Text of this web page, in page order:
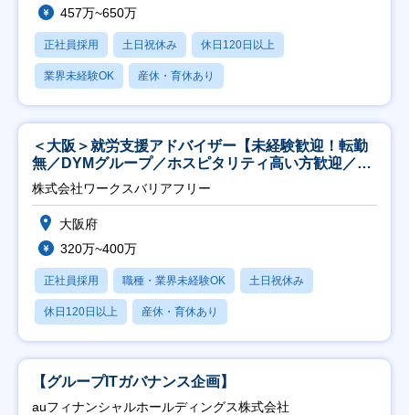
457万~650万
正社員採用 土日祝休み 休日120日以上
業界未経験OK 産休・育休あり
＜大阪＞就労支援アドバイザー【未経験歓迎！転勤
無／DYMグループ／ホスピタリティ高い方歓迎／土
日祝】
株式会社ワークスバリアフリー
大阪府
320万~400万
正社員採用 職種・業界未経験OK 土日祝休み
休日120日以上 産休・育休あり
【グループITガバナンス企画】
auフィナンシャルホールディングス株式会社